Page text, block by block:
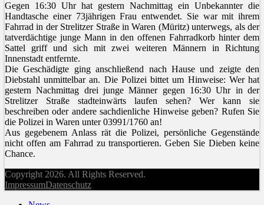
Gegen 16:30 Uhr hat gestern Nachmittag ein Unbekannter die
Handtasche einer 73jährigen Frau entwendet. Sie war mit ihrem
Fahrrad in der Strelitzer Straße in Waren (Müritz) unterwegs, als der
tatverdächtige junge Mann in den offenen Fahrradkorb hinter dem
Sattel griff und sich mit zwei weiteren Männern in Richtung
Innenstadt entfernte.
Die Geschädigte ging anschließend nach Hause und zeigte den
Diebstahl unmittelbar an. Die Polizei bittet um Hinweise: Wer hat
gestern Nachmittag drei junge Männer gegen 16:30 Uhr in der
Strelitzer Straße stadteinwärts laufen sehen? Wer kann sie
beschreiben oder andere sachdienliche Hinweise geben? Rufen Sie
die Polizei in Waren unter 03991/1760 an!
Aus gegebenem Anlass rät die Polizei, persönliche Gegenstände
nicht offen am Fahrrad zu transportieren. Geben Sie Dieben keine
Chance.
Copyright 2026. All Rights Reserved.
ImpressumDatenschutz